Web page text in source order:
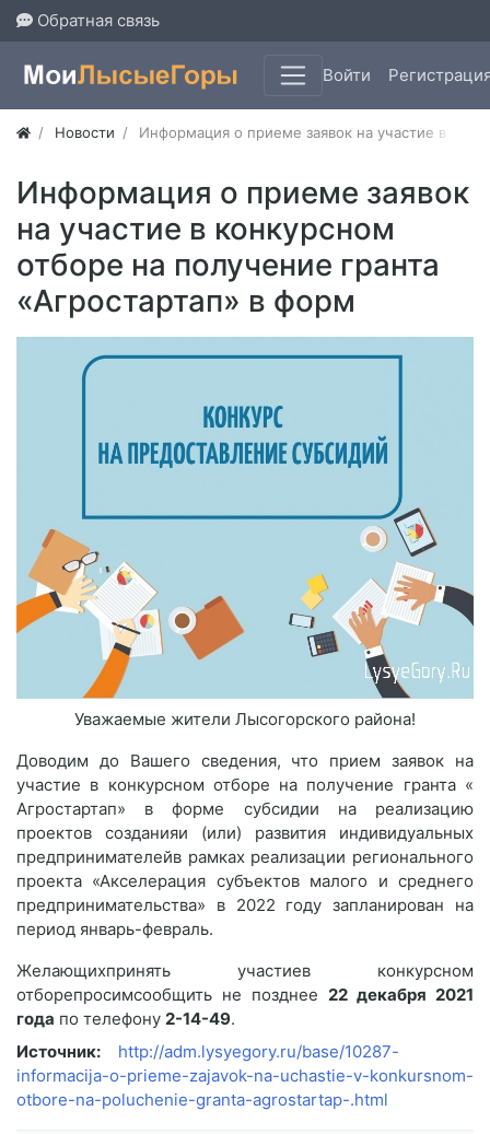
Обратная связь
Войти
Новости Информация о приеме заявок на участие в
Информация о приеме заявок
на участие в конкурсном
отборе на получение гранта
«Агростартап» в форм
Уважаемые жители Лысогорского района!
Доводим до Вашего сведения, что прием заявок на
участие в конкурсном отборе на получение гранта «
Агростартап» в форме субсидии на реализацию
проектов созданияи (или) развития индивидуальных
предпринимателейв рамках реализации регионального
проекта «Акселерация субъектов малого и среднего
предпринимательства» в 2022 году запланирован на
период январь-февраль.
Желающихпринять участиев конкурсном
отборепросимсообщить не позднее 22 декабря 2021
года по телефону 2-14-49.
Источник:
http://adm.lysyegory.ru/base/10287-
informacija-o-prieme-zajavok-na-uchastie-v-konkursnom-
otbore-na-poluchenie-granta-agrostartap-.html